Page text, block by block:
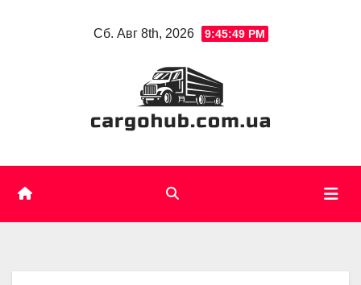
Сб. Авг 8th, 2026 9:45:50 PM